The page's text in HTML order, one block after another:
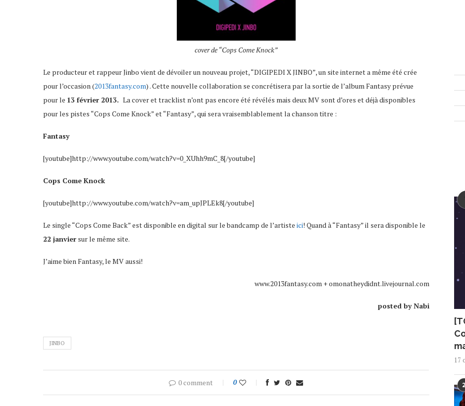
cover de “Cops Come Knock”
Le producteur et rappeur Jinbo vient de dévoiler un nouveau projet, “DIGIPEDI X JINBO”, un site internet a même été crée
pour l’occasion (2013fantasy.com) . Cette nouvelle collaboration se concrétisera par la sortie de l’album Fantasy prévue
pour le 13 février 2013. La cover et tracklist n’ont pas encore été révélés mais deux MV sont d’ores et déjà disponibles
pour les pistes “Cops Come Knock” et “Fantasy”, qui sera vraisemblablement la chanson titre :
Fantasy
[youtube]http://www.youtube.com/watch?v=0_XUhh9mC_8[/youtube]
Cops Come Knock
[youtube]http://www.youtube.com/watch?v=am_upJPLEk8[/youtube]
Le single “Cops Come Back” est disponible en digital sur le bandcamp de l’artiste ici! Quand à “Fantasy” il sera disponible le
22 janvier sur le même site.
J’aime bien Fantasy, le MV aussi!
www.2013fantasy.com + omonatheydidnt.livejournal.com
posted by Nabi
JINBO
0 comment 0
17
2